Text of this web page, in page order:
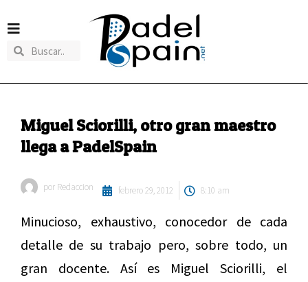
Miguel Sciorilli, otro gran maestro
llega a PadelSpain
por Redaccion febrero 29, 2012 8:10 am
Minucioso, exhaustivo, conocedor de cada
detalle de su trabajo pero, sobre todo, un
gran docente. Así es Miguel Sciorilli, el